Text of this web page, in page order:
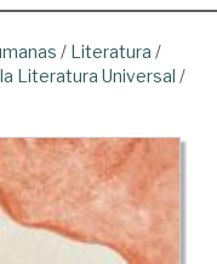
/ Literatura /
Literatura Universal /